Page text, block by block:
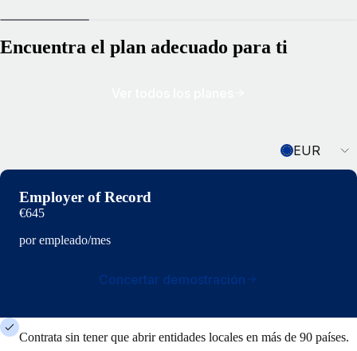
Encuentra el plan adecuado para ti
EUR
Employer of Record
€645
por empleado/mes
Concertar demostración
Contrata sin tener que abrir entidades locales en más de 90 países.